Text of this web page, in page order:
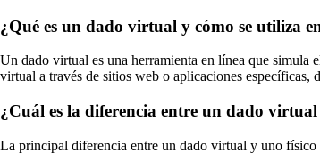
¿Qué es un dado virtual y cómo se utiliza
Un dado virtual es una herramienta en línea que simula
virtual a través de sitios web o aplicaciones
¿Cuál es la diferencia entre un dado
La principal diferencia entre un dado virtual y uno físico